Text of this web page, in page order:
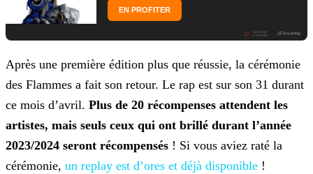
EN PROFITER
Après une première édition plus que réussie, la cérémonie
des Flammes a fait son retour. Le rap est sur son 31 durant
ce mois d’avril. Plus de 20 récompenses attendent les
artistes, mais seuls ceux qui ont brillé durant l’année
2023/2024 seront récompensés ! Si vous aviez raté la
cérémonie, un replay est d’ores et déjà disponible !